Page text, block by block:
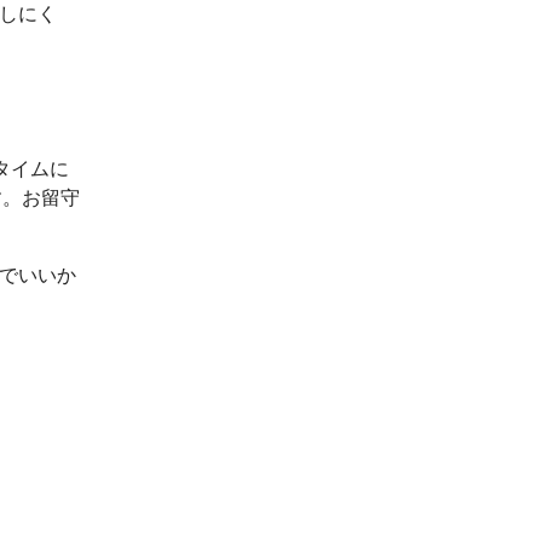
にく
イムに
お留守
いいか